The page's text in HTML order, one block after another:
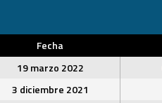
Fecha
19 marzo 2022
3 diciembre 2021